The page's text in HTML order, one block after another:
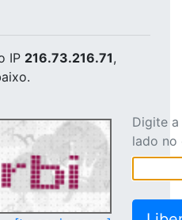
IP 216.73.216.71,
Digite
lado no